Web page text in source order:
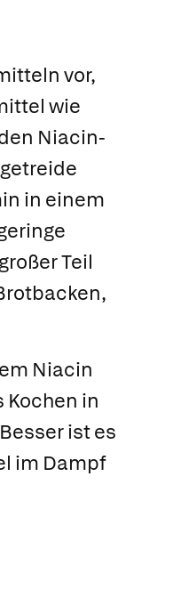
vor,
wie
Niacin-
in einem
Teil
Niacin
in
ist es
im Dampf